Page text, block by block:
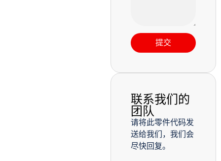
提交
联系我们的
团队
请将此零件代码发
送给我们，我们会
尽快回复。